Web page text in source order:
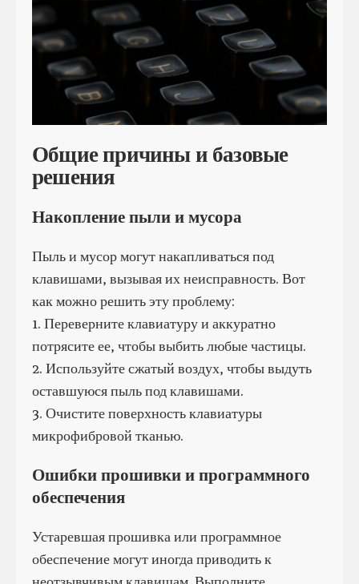
Общие причины и базовые
решения
Накопление пыли и мусора
Пыль и мусор могут накапливаться под
клавишами, вызывая их неисправность. Вот
как можно решить эту проблему:
1. Переверните клавиатуру и аккуратно
потрясите ее, чтобы выбить любые частицы.
2. Используйте сжатый воздух, чтобы выдуть
оставшуюся пыль под клавишами.
3. Очистите поверхность клавиатуры
микрофибровой тканью.
Ошибки прошивки и программного
обеспечения
Устаревшая прошивка или программное
обеспечение могут иногда приводить к